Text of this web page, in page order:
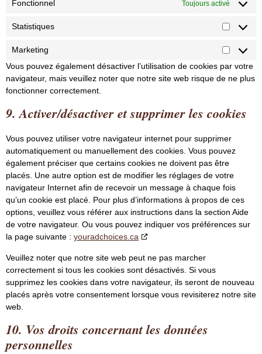
Fonctionnel Toujours activé
Statistiques
Marketing
Vous pouvez également désactiver l’utilisation de cookies par votre
navigateur, mais veuillez noter que notre site web risque de ne plus
fonctionner correctement.
9. Activer/désactiver et supprimer les cookies
Vous pouvez utiliser votre navigateur internet pour supprimer
automatiquement ou manuellement des cookies. Vous pouvez
également préciser que certains cookies ne doivent pas être
placés. Une autre option est de modifier les réglages de votre
navigateur Internet afin de recevoir un message à chaque fois
qu’un cookie est placé. Pour plus d’informations à propos de ces
options, veuillez vous référer aux instructions dans la section Aide
de votre navigateur. Ou vous pouvez indiquer vos préférences sur
la page suivante : youradchoices.ca
Veuillez noter que notre site web peut ne pas marcher
correctement si tous les cookies sont désactivés. Si vous
supprimez les cookies dans votre navigateur, ils seront de nouveau
placés après votre consentement lorsque vous revisiterez notre site
web.
10. Vos droits concernant les données
personnelles